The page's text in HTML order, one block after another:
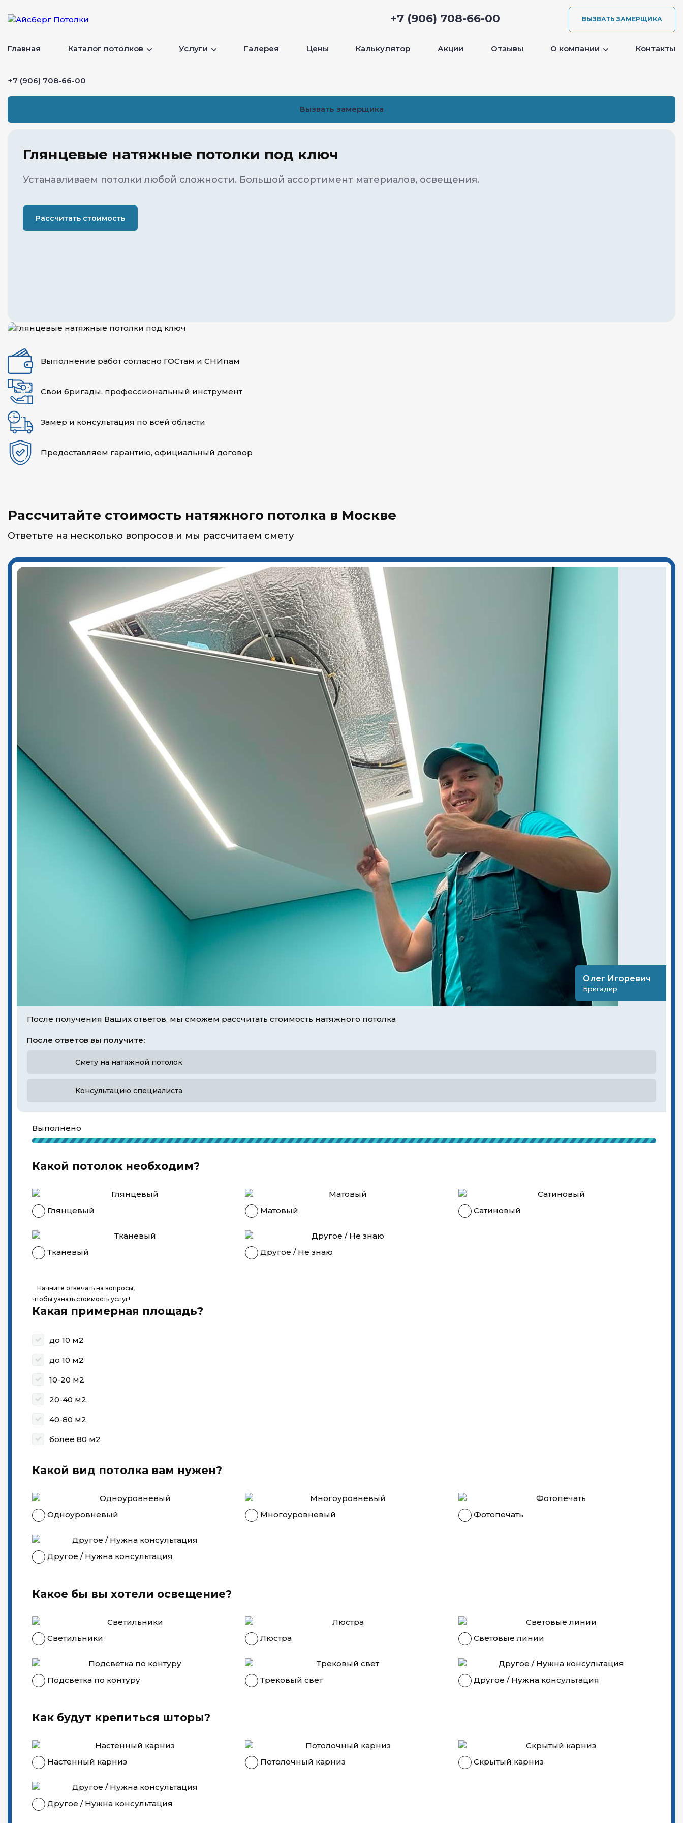
+7 (906) 708-66-00 ВЫЗВАТЬ ЗАМЕРЩИКА
Главная Каталог потолков Услуги Галерея Цены Калькулятор Акции Отзывы О компании Контакты
+7 (906) 708-66-00
Вызвать замерщика
Глянцевые натяжные потолки под ключ
Устанавливаем потолки любой сложности. Большой ассортимент материалов, освещения.
Рассчитать стоимость
Выполнение работ согласно ГОСтам и СНИпам
Свои бригады, профессиональный инструмент
Замер и консультация по всей области
Предоставляем гарантию, официальный договор
Рассчитайте стоимость натяжного потолка в Москве
Ответьте на несколько вопросов и мы рассчитаем смету
Олег Игоревич
Бригадир
После получения Ваших ответов, мы сможем рассчитать стоимость натяжного потолка
После ответов вы получите:
Смету на натяжной потолок
Консультацию специалиста
Выполнено
Какой потолок необходим?
Глянцевый Матовый Сатиновый
Тканевый Другое / Не знаю
Начните отвечать на вопросы,
чтобы узнать стоимость услуг!
Какая примерная площадь?
до 10 м2
до 10 м2
10-20 м2
20-40 м2
40-80 м2
более 80 м2
Какой вид потолка вам нужен?
Одноуровневый Многоуровневый Фотопечать
Другое / Нужна консультация
Какое бы вы хотели освещение?
Светильники Люстра Световые линии
Подсветка по контуру Трековый свет Другое / Нужна консультация
Как будут крепиться шторы?
Настенный карниз Потолочный карниз Скрытый карниз
Другое / Нужна консультация